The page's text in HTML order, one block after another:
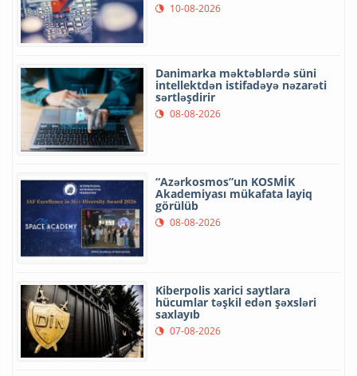
10-08-2026
Danimarka məktəblərdə süni
intellektdən istifadəyə nəzarəti
sərtləşdirir
08-08-2026
“Azərkosmos”un KOSMİK
Akademiyası mükafata layiq
görülüb
08-08-2026
Kiberpolis xarici saytlara
hücumlar təşkil edən şəxsləri
saxlayıb
07-08-2026